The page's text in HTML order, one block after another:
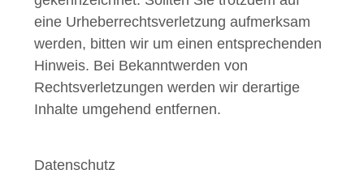
eine Urheberrechtsverletzung aufmerksam
werden, bitten wir um einen entsprechenden
Hinweis. Bei Bekanntwerden von
Rechtsverletzungen werden wir derartige
Inhalte umgehend entfernen.
Datenschutz